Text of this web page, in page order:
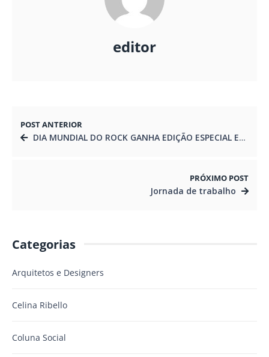
editor
POST ANTERIOR
DIA MUNDIAL DO ROCK GANHA EDIÇÃO ESPECIAL EM CURITIBA
PRÓXIMO POST
Jornada de trabalho
Categorias
Arquitetos e Designers
Celina Ribello
Coluna Social